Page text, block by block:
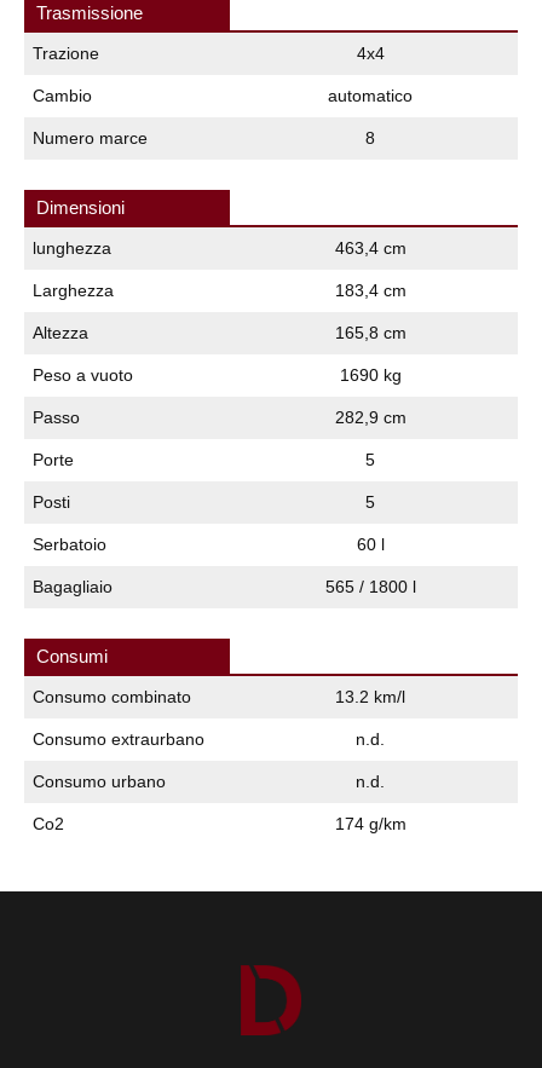
Trasmissione
Trazione 4x4
Cambio automatico
Numero marce 8
Dimensioni
lunghezza 463,4 cm
Larghezza 183,4 cm
Altezza 165,8 cm
Peso a vuoto 1690 kg
Passo 282,9 cm
Porte 5
Posti 5
Serbatoio 60 l
Bagagliaio 565 / 1800 l
Consumi
Consumo combinato 13.2 km/l
Consumo extraurbano n.d.
Consumo urbano n.d.
Co2 174 g/km